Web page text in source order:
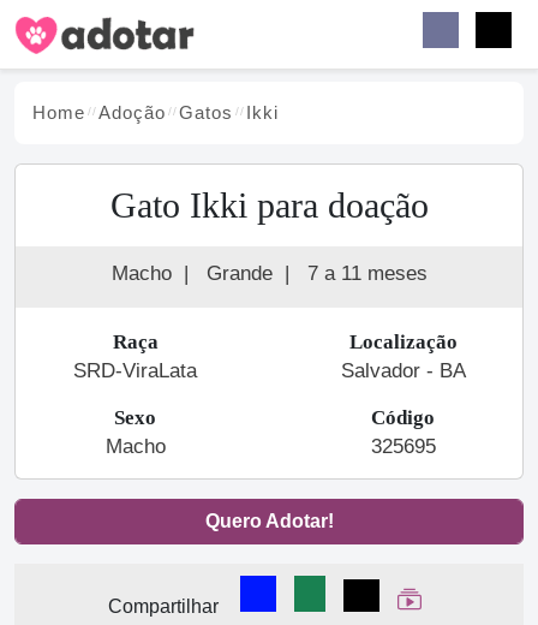
Home Adoção Gatos Ikki
Gato Ikki para doação
Macho | Grande | 7 a 11 meses
Raça
SRD-ViraLata
Localização
Salvador - BA
Sexo
Macho
Código
325695
Quero Adotar!
Compartilhar
Compartilhar no Facebook
Compartilhar no
Compartilhar
Ver Web Story